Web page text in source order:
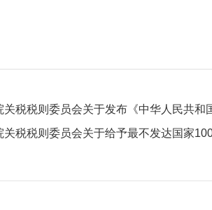
关税税则委员会关于发布《中华人民共
关税税则委员会关于给予最不发达国家